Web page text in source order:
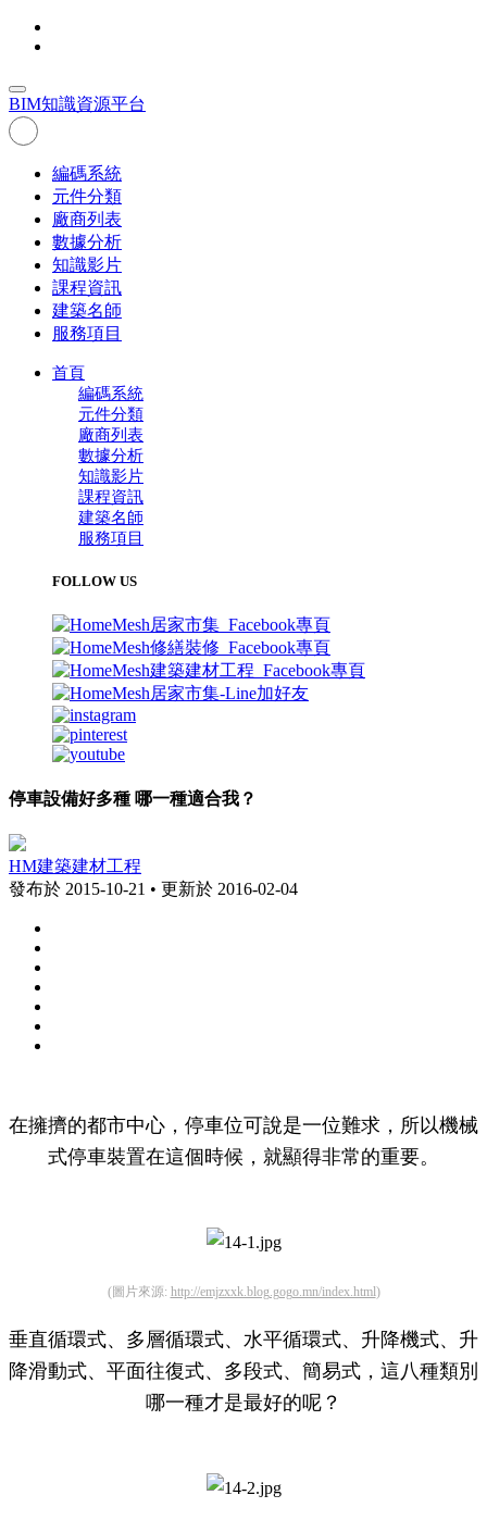
BIM知識資源平台
編碼系統
元件分類
廠商列表
數據分析
知識影片
課程資訊
建築名師
服務項目
首頁
編碼系統
元件分類
廠商列表
數據分析
知識影片
課程資訊
建築名師
服務項目
FOLLOW US
停車設備好多種 哪一種適合我？
HM建築建材工程
發布於 2015-10-21 • 更新於 2016-02-04
在擁擠的都市中心，停車位可說是一位難求，所以機械
式停車裝置在這個時候，就顯得非常的重要。
(圖片來源: http://emjzxxk.blog.gogo.mn/index.html)
垂直循環式、多層循環式、水平循環式、升降機式、升
降滑動式、平面往復式、多段式、簡易式，這八種類別
哪一種才是最好的呢？